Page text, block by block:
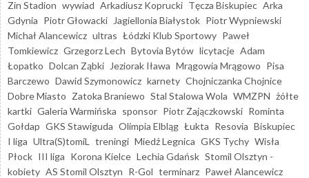
Zin Stadion wywiad Arkadiusz Koprucki Tęcza Biskupiec Arka
Gdynia Piotr Głowacki Jagiellonia Białystok Piotr Wypniewski
Michał Alancewicz ultras Łódzki Klub Sportowy Paweł
Tomkiewicz Grzegorz Lech Bytovia Bytów licytacje Adam
Łopatko Dolcan Ząbki Jeziorak Iława Mrągowia Mrągowo Pisa
Barczewo Dawid Szymonowicz karnety Chojniczanka Chojnice
Dobre Miasto Zatoka Braniewo Stal Stalowa Wola WMZPN żółte
kartki Galeria Warmińska sponsor Piotr Zajączkowski Rominta
Gołdap GKS Stawiguda Olimpia Elbląg Łukta Resovia Biskupiec
I liga Ultra(S)tomiL treningi Miedź Legnica GKS Tychy Wisła
Płock III liga Korona Kielce Lechia Gdańsk Stomil Olsztyn -
kobiety AS Stomil Olsztyn R-Gol terminarz Paweł Alancewicz